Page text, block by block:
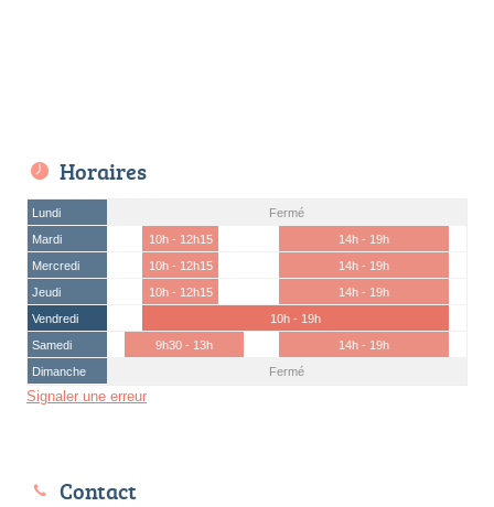
Horaires
Lundi
Fermé
Mardi
10h - 12h15
14h - 19h
Mercredi
10h - 12h15
14h - 19h
Jeudi
10h - 12h15
14h - 19h
Vendredi
10h - 19h
Samedi
9h30 - 13h
14h - 19h
Dimanche
Fermé
Signaler une erreur
Contact